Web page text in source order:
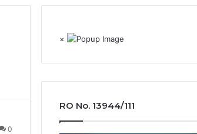
0
×
RO No. 13944/111